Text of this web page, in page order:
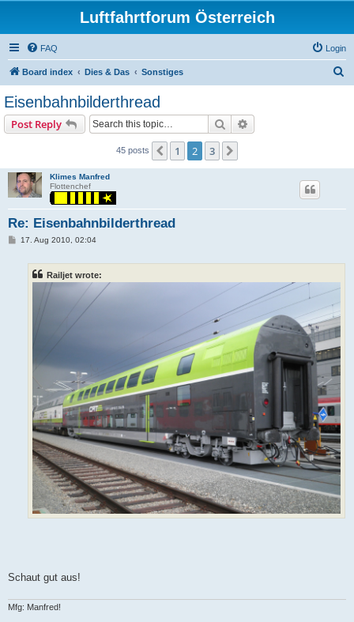
Luftfahrtforum Österreich
FAQ Login
Board index Dies & Das Sonstiges
Eisenbahnbilderthread
Post Reply Search
45 posts Previous
1 2 3
Klimes Manfred
Flottenchef
Re: Eisenbahnbilderthread
P17. Aug 2010, 02:04
Railjet wrote:
Schaut gut aus!
Mfg: Manfred!